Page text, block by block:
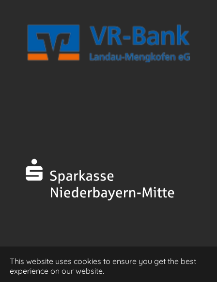
This website uses cookies to ensure you get the best
experience on our website.
Impressum